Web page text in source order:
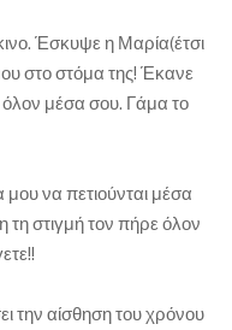
Έσκυψε η Μαρία(έτσι
στο στόμα της! Έκανε
μέσα σου. Γάμα το
να πετιούνται μέσα
τη στιγμή τον πήρε όλον
την αίσθηση του χρόνου